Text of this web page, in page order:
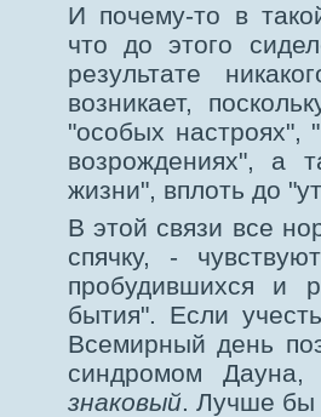
И почему-то в
что до этого
результате
возникает,
"особых настроях",
возрождениях", а
жизни", вплоть до
В этой связи все
спячку, -
пробудившихся и
бытия". Если
Всемирный день
синдромом
знаковый. Лучше бы